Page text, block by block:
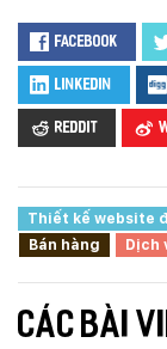
Facebook
LinkedIn
Reddit
Thiết kế website
Bán hàng
Dịch
CÁC BÀI